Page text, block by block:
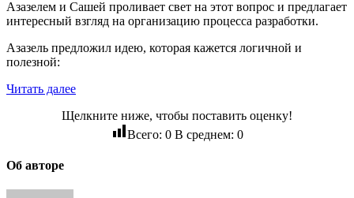
Азазелем и Сашей проливает свет на этот вопрос и предлагает
интересный взгляд на организацию процесса разработки.
Азазель предложил идею, которая кажется логичной и
полезной:
Читать далее
Щелкните ниже, чтобы поставить оценку!
Всего: 0В среднем: 0
Об авторе